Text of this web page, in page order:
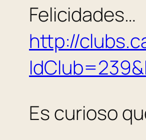
Felicidades…
http://
Es curioso